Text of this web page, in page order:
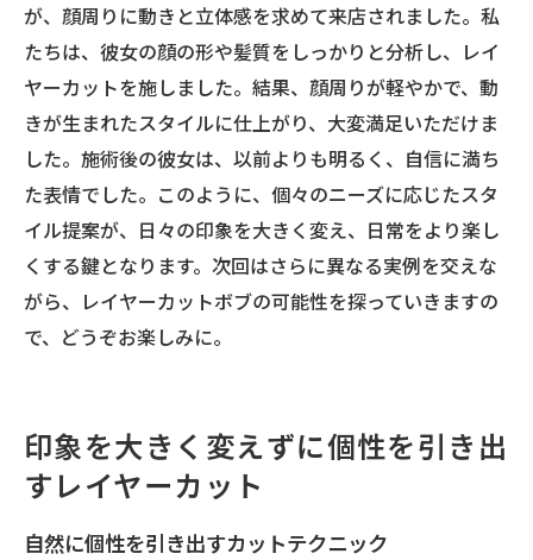
が、顔周りに動きと立体感を求めて来店されました。私
たちは、彼女の顔の形や髪質をしっかりと分析し、レイ
ヤーカットを施しました。結果、顔周りが軽やかで、動
きが生まれたスタイルに仕上がり、大変満足いただけま
した。施術後の彼女は、以前よりも明るく、自信に満ち
た表情でした。このように、個々のニーズに応じたスタ
イル提案が、日々の印象を大きく変え、日常をより楽し
くする鍵となります。次回はさらに異なる実例を交えな
がら、レイヤーカットボブの可能性を探っていきますの
で、どうぞお楽しみに。
印象を大きく変えずに個性を引き出
すレイヤーカット
自然に個性を引き出すカットテクニック